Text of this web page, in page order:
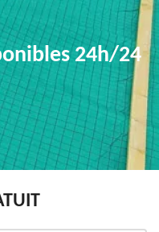
24h/24